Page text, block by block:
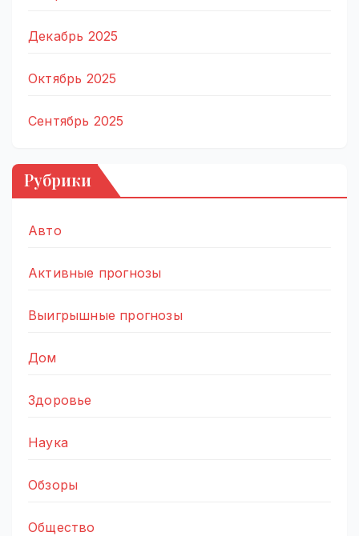
Декабрь 2025
Октябрь 2025
Сентябрь 2025
Рубрики
Авто
Активные прогнозы
Выигрышные прогнозы
Дом
Здоровье
Наука
Обзоры
Общество